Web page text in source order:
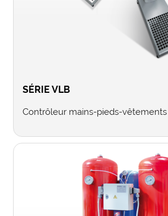
SÉRIE VLB
Contrôleur mains-pieds-vêtements